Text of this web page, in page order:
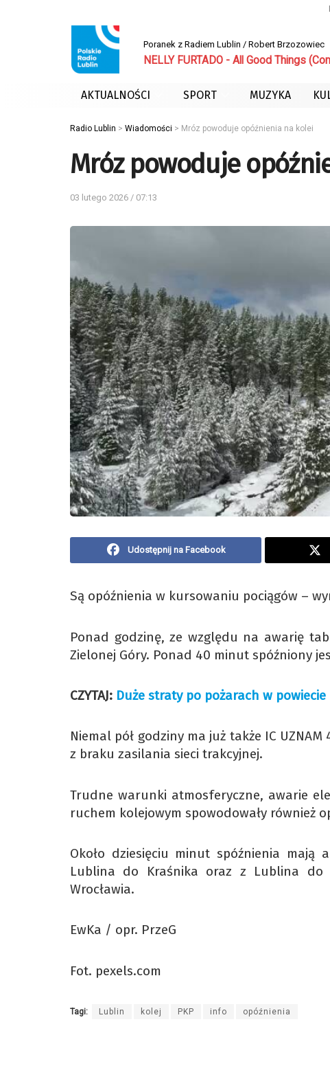
Poranek z Radiem Lublin / Robert Brzozowiec
NELLY FURTADO - All Good Things
AKTUALNOŚCI SPORT MUZYKA
Radio Lublin > Wiadomości > Mróz powoduje opóźnienia na kolei
Mróz powoduje
03 lutego 2026 / 07:13
Udostępnij na Facebook
Są opóźnienia w kursowaniu pociągów –
Ponad godzinę, ze względu na awarię
Zielonej Góry. Ponad 40 minut spóźniony
CZYTAJ: Duże straty po pożarach w powiecie
Niemal pół godziny ma już także IC
z braku zasilania sieci trakcyjnej.
Trudne warunki atmosferyczne, awarie
ruchem kolejowym spowodowały również
Około dziesięciu minut spóźnienia mają
Lublina do Kraśnika oraz z Lublina
Wrocławia.
EwKa / opr. PrzeG
Fot. pexels.com
Tagi: Lublin kolej PKP info opóźnienia